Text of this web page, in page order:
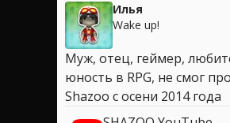
Илья
Wake up!
Муж, отец, геймер,
юность в RPG, не смог
Shazoo с осени 2014 года